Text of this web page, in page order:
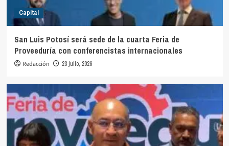
Capital
San Luis Potosí será sede de la cuarta Feria de
Proveeduría con conferencistas internacionales
Redacción 23 julio, 2026